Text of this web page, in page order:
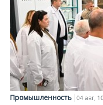
Промышленность 04 авг,